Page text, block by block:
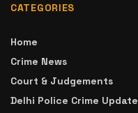
CATEGORIES
Home
Crime News
Court & Judgements
Delhi Police Crime Update